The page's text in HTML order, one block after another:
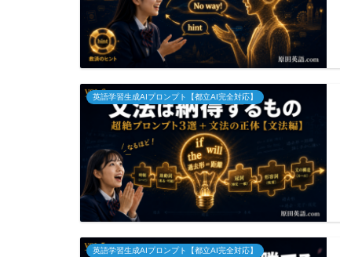
英語学習生成AIプロンプト【都立AI完全対応】
英語学習生成AIプロンプト【都立AI完全対応】